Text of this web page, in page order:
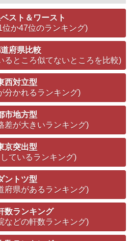
スト＆ワースト
位か47位のランキング)
府県比較
るところ似てないところを比較)
西対立型
分かれるランキング)
市地方型
差が大きいランキング)
京突出型
ているランキング)
ントツ型
府県があるランキング)
数ランキング
などの軒数ランキング)